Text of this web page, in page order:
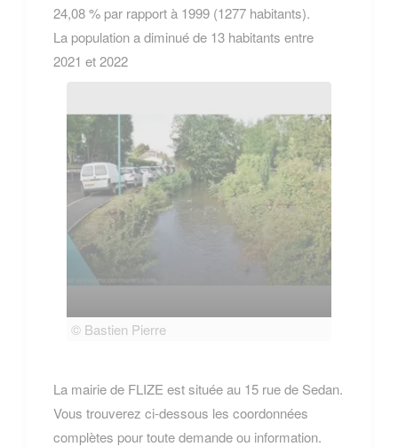
24,08 % par rapport à 1999 (1277 habitants).
La population a diminué de 13 habitants entre
2021 et 2022
© Bastien Pierre
La mairie de FLIZE est située au 15 rue de Sedan.
Vous trouverez ci-dessous les coordonnées
complètes pour toute demande ou information.